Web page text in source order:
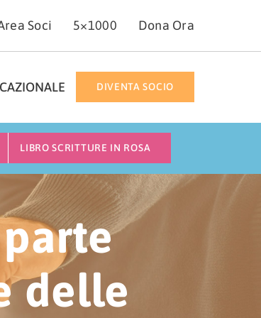
Soci 5×1000 Dona Ora
DIVENTA SOCIO
LIBRO SCRITTURE IN ROSA
delle